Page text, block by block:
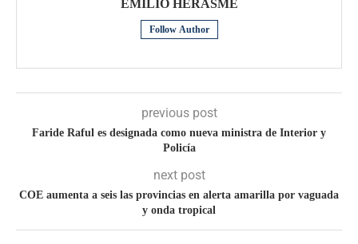
EMILIO HERASME
Follow Author
previous post
Faride Raful es designada como nueva ministra de Interior y
Policía
next post
COE aumenta a seis las provincias en alerta amarilla por vaguada
y onda tropical